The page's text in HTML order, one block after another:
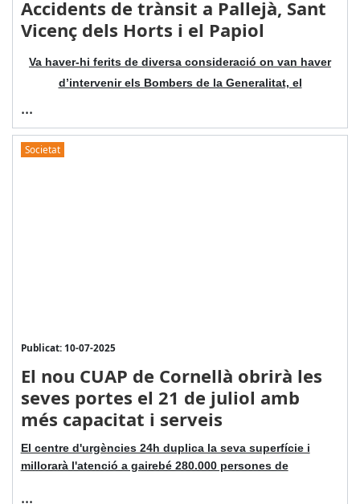
Accidents de trànsit a Pallejà, Sant
Vicenç dels Horts i el Papiol
Va haver-hi ferits de diversa consideració on van haver
d’intervenir els Bombers de la Generalitat, el
...
Societat
Publicat: 10-07-2025
El nou CUAP de Cornellà obrirà les
seves portes el 21 de juliol amb
més capacitat i serveis
El centre d'urgències 24h duplica la seva superfície i
millorarà l'atenció a gairebé 280.000 persones de
...